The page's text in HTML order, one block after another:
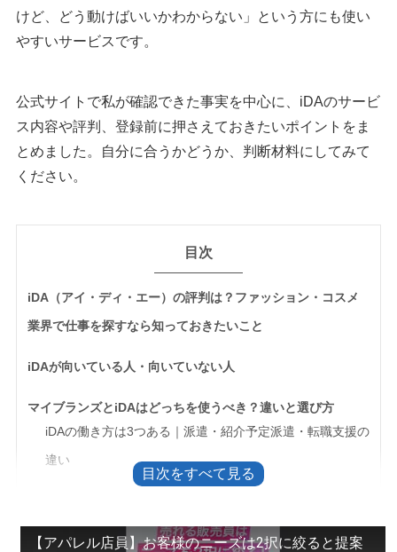
けど、どう動けばいいかわからない」という方にも使い
やすいサービスです。
公式サイトで私が確認できた事実を中心に、iDAのサービ
ス内容や評判、登録前に押さえておきたいポイントをま
とめました。自分に合うかどうか、判断材料にしてみて
ください。
目次
iDA（アイ・ディ・エー）の評判は？ファッション・コスメ
業界で仕事を探すなら知っておきたいこと
iDAが向いている人・向いていない人
マイブランズとiDAはどっちを使うべき？違いと選び方
iDAの働き方は3つある｜派遣・紹介予定派遣・転職支援の
違い
登録面談の流れと、事前に準備しておくこと
【アパレル店員】お客様のニーズは2択に絞ると提案